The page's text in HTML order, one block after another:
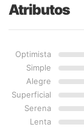
Atributos
Optimista
Simple
Alegre
Superficial
Serena
Lenta